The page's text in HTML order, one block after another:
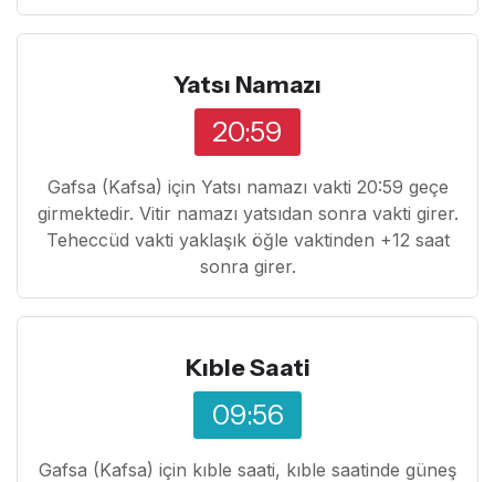
Yatsı Namazı
20:59
Gafsa (Kafsa) için Yatsı namazı vakti 20:59 geçe
girmektedir. Vitir namazı yatsıdan sonra vakti girer.
Teheccüd vakti yaklaşık öğle vaktinden +12 saat
sonra girer.
Kıble Saati
09:56
Gafsa (Kafsa) için kıble saati, kıble saatinde güneş